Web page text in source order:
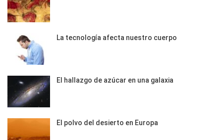
La tecnología afecta nuestro cuerpo
El hallazgo de azúcar en una galaxia
El polvo del desierto en Europa